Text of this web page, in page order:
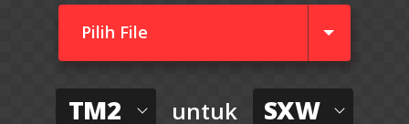
Pilih File
TM2 untuk SXW